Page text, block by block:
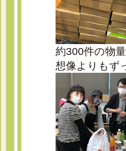
約300件の物
想像よりもず